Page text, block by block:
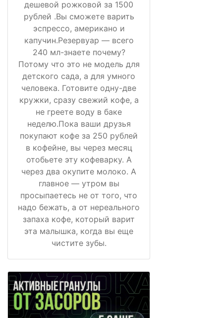
дешевой рожковой за 1500
рублей .Вы сможете варить
эспрессо, американо и
капучин.Резервуар — всего
240 мл-знаете почему?
Потому что это не модель для
детского сада, а для умного
человека. Готовите одну-две
кружки, сразу свежий кофе, а
не греете воду в баке
неделю.Пока ваши друзья
покупают кофе за 250 рублей
в кофейне, вы через месяц
отобьете эту кофеварку. А
через два окупите молоко. А
главное — утром вы
просыпаетесь не от того, что
надо бежать, а от нереального
запаха кофе, который варит
эта малышка, когда вы еще
чистите зубы.